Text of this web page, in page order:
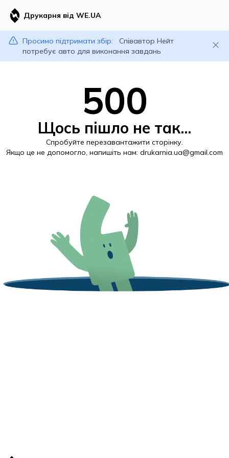
Друкарня від WE.UA
Просимо підтримати збір:
Співавтор Нейт
потребує авто для виконання завдань
500
Щось пішло не так...
Спробуйте перезавантажити сторінку.
Якщо це не допомогло, напишіть нам: drukarnia.ua@gmail.com